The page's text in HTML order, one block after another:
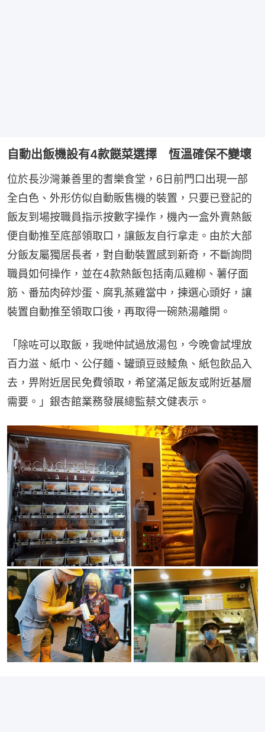
自動出飯機設有4款餸菜選擇 恆溫確保不變壞
位於長沙灣兼善里的耆樂食堂，6日前門口出現一部
全白色、外形仿似自動販售機的裝置，只要已登記的
飯友到場按職員指示按數字操作，機內一盒外賣熱飯
便自動推至底部領取口，讓飯友自行拿走。由於大部
分飯友屬獨居長者，對自動裝置感到新奇，不斷詢問
職員如何操作，並在4款熱飯包括南瓜雞柳、薯仔面
筋、番茄肉碎炒蛋、腐乳蒸雞當中，揀選心頭好，讓
裝置自動推至領取口後，再取得一碗熱湯離開。
「除咗可以取飯，我哋仲試過放湯包，今晚會試埋放
百力滋、紙巾、公仔麵、罐頭豆豉鯪魚、紙包飲品入
去，畀附近居民免費領取，希望滿足飯友或附近基層
需要。」銀杏館業務發展總監蔡文健表示。